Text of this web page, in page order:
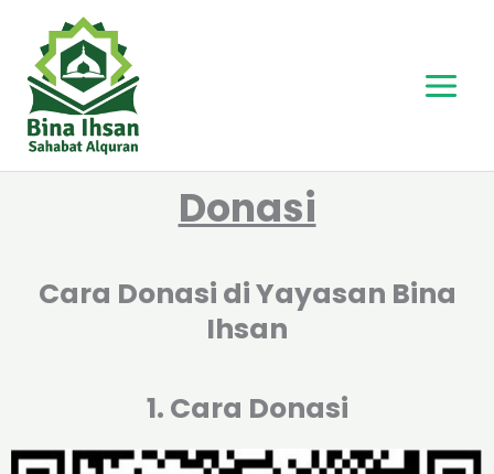
content
Donasi
Cara Donasi di Yayasan Bina
Ihsan
1. Cara Donasi